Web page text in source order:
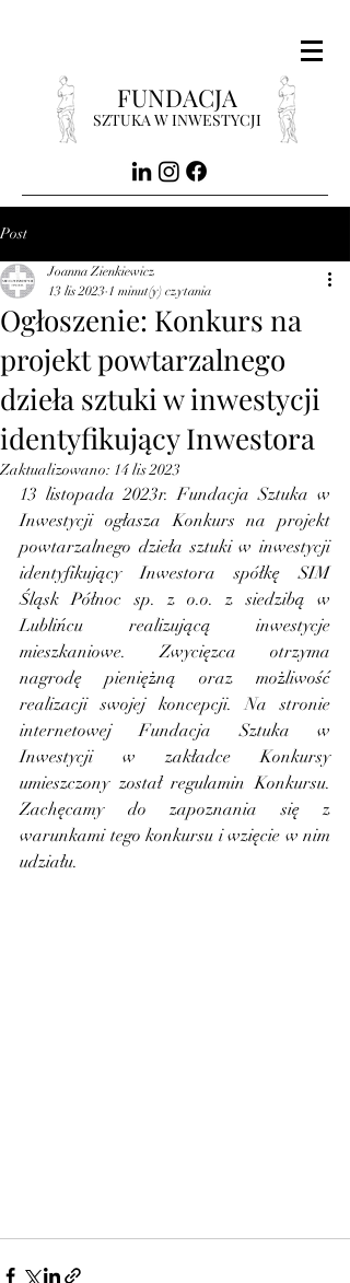
FUNDACJA
SZTUKA W INWESTYCJI
Post
Ogłoszenie: Konkurs na
projekt powtarzalnego
dzieła sztuki w inwestycji
identyfikujący Inwestora
Joanna Zienkiewicz
13 lis 2023 1 minut(y) czytania
Zaktualizowano: 14 lis 2023
13 listopada 2023r. Fundacja Sztuka w
Inwestycji ogłasza Konkurs na projekt
powtarzalnego dzieła sztuki w inwestycji
identyfikujący Inwestora spółkę SIM
Śląsk Północ sp. z o.o. z siedzibą w
Lublińcu realizującą inwestycje
mieszkaniowe. Zwycięzca otrzyma
nagrodę pieniężną oraz możliwość
realizacji swojej koncepcji. Na stronie
internetowej Fundacja Sztuka w
Inwestycji w zakładce Konkursy
umieszczony został regulamin Konkursu.
Zachęcamy do zapoznania się z
warunkami tego konkursu i wzięcie w nim
udziału.